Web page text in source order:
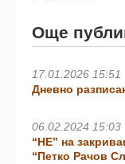
Още
17.01.2026 15:51
Дневно
06.02.2024 15:03
“НЕ” на
“Петко Рачов